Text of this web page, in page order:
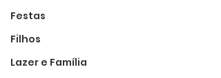
Festas
Filhos
Lazer e Família